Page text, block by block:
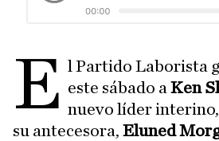
E l Partido Laborista
este sábado aKen
nuevo líder interino,
su antecesora, Eluned